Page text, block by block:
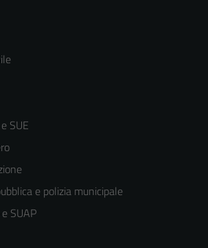
SUE
e polizia municipale
SUAP
Tecnici